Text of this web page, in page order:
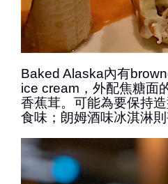
Baked Alaska內有
ice cream，外配焦糖面
香蕉茸。可能為要保持
食味；朗姆酒味冰淇淋則